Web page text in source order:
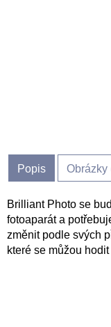
Popis Obrázky
Brilliant Photo se
fotoaparát a
změnit podle svých
které se můžou